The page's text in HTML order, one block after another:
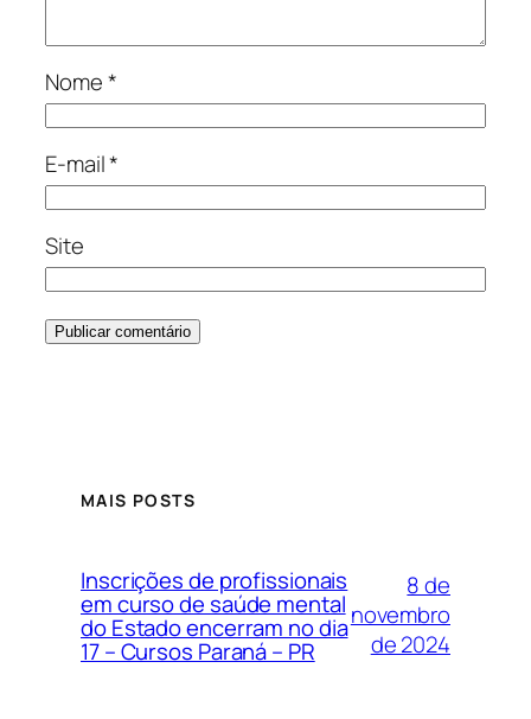
Nome*
E-mail*
Site
MAIS POSTS
Inscrições de profissionais
em curso de saúde mental
do Estado encerram no dia
17 – Cursos Paraná – PR
8 de
novembro
de 2024